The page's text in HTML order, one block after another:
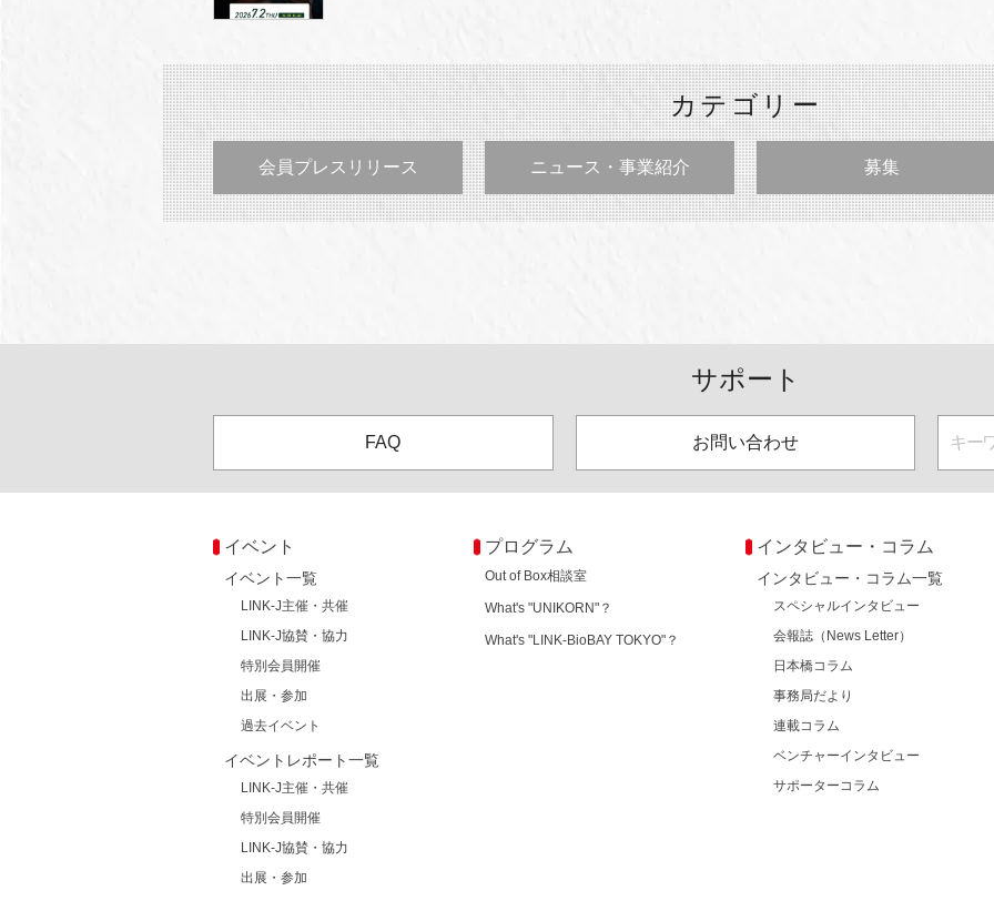
カテゴリー
会員プレスリリース ニュース・事業紹介 募集
サポート
FAQ お問い合わせ
イベント
イベント一覧
LINK-J主催・共催
LINK-J協賛・協力
特別会員開催
出展・参加
過去イベント
イベントレポート一覧
LINK-J主催・共催
特別会員開催
LINK-J協賛・協力
出展・参加
プログラム
Out of Box相談室
What's "UNIKORN"？
What's "LINK-BioBAY TOKYO"？
インタビュー・コラム
インタビュー・コラム一覧
スペシャルインタビュー
会報誌（News Letter）
日本橋コラム
事務局だより
連載コラム
ベンチャーインタビュー
サポーターコラム